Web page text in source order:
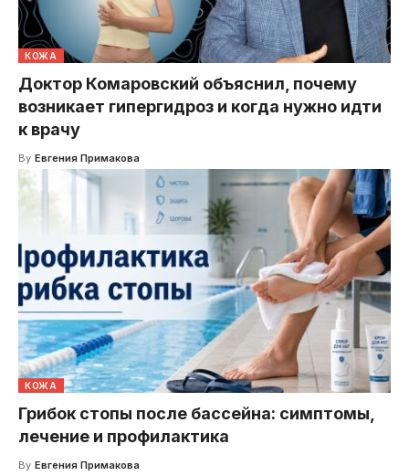
КОЖА
Доктор Комаровский объяснил, почему
возникает гипергидроз и когда нужно идти
к врачу
By Евгения Примакова
КОЖА
Грибок стопы после бассейна: симптомы,
лечение и профилактика
By Евгения Примакова